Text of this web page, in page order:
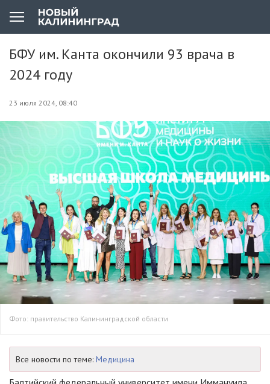
БФУ им. Канта окончили 93 врача в
2024 году
23 июля 2024, 08:40
Фото: правительство Калининградской области
Все новости по теме: Медицина